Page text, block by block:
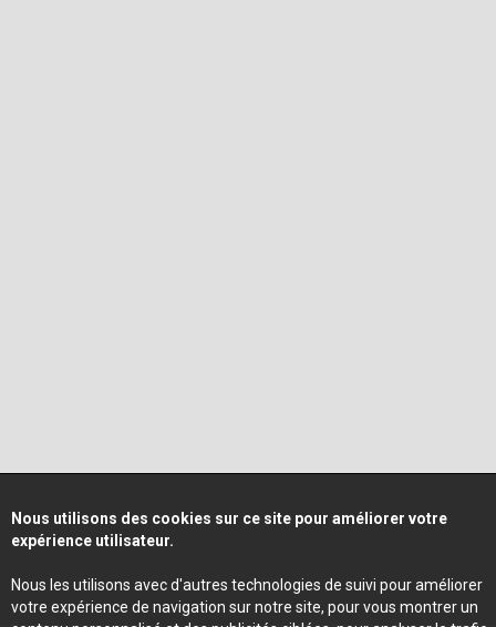
Nous utilisons des cookies sur ce site pour améliorer votre
expérience utilisateur.
Nous les utilisons avec d'autres technologies de suivi pour améliorer
votre expérience de navigation sur notre site, pour vous montrer un